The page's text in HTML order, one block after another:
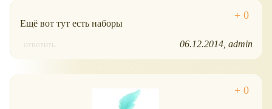
Ещё вот тут есть наборы
ответить 06.12.2014 admin